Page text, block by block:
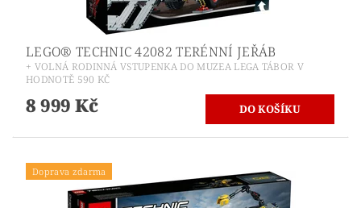
LEGO® TECHNIC 42082 TERÉNNÍ JEŘÁB
+ VOLNÁ RODINNÁ VSTUPENKA DO MUZEA LEGA TÁBOR V
HODNOTĚ 590 KČ
8 999 Kč
Doprava zdarma